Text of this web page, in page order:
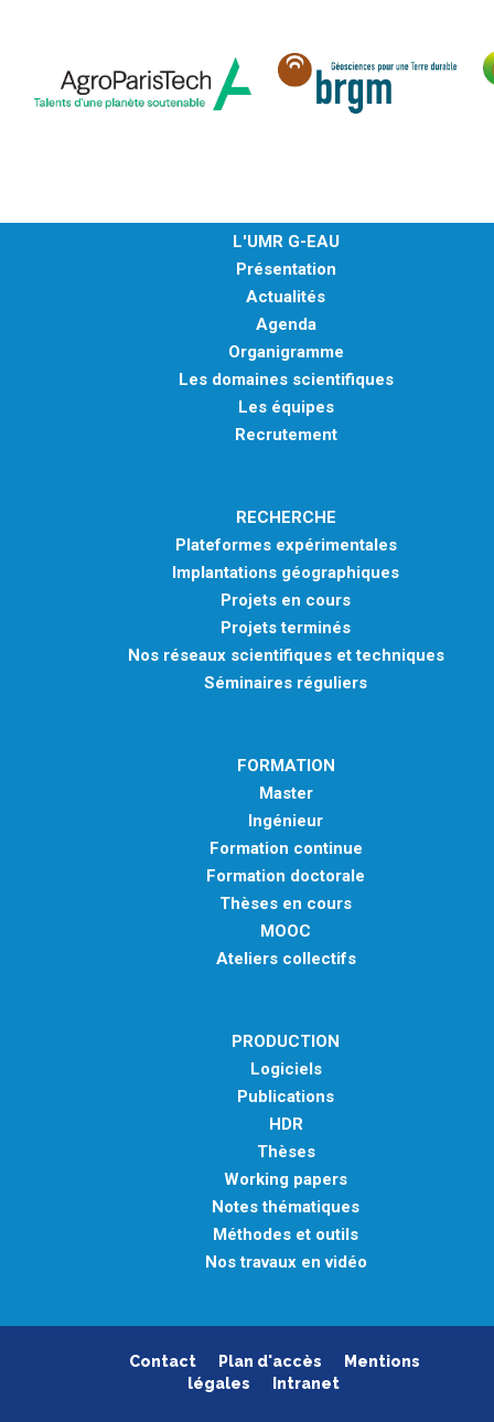
L'UMR G-EAU
Présentation
Actualités
Agenda
Organigramme
Les domaines scientifiques
Les équipes
Recrutement
RECHERCHE
Plateformes expérimentales
Implantations géographiques
Projets en cours
Projets terminés
Nos réseaux scientifiques et techniques
Séminaires réguliers
FORMATION
Master
Ingénieur
Formation continue
Formation doctorale
Thèses en cours
MOOC
Ateliers collectifs
PRODUCTION
Logiciels
Publications
HDR
Thèses
Working papers
Notes thématiques
Méthodes et outils
Nos travaux en vidéo
Contact Plan d'accès
Mentions
légales
Intranet